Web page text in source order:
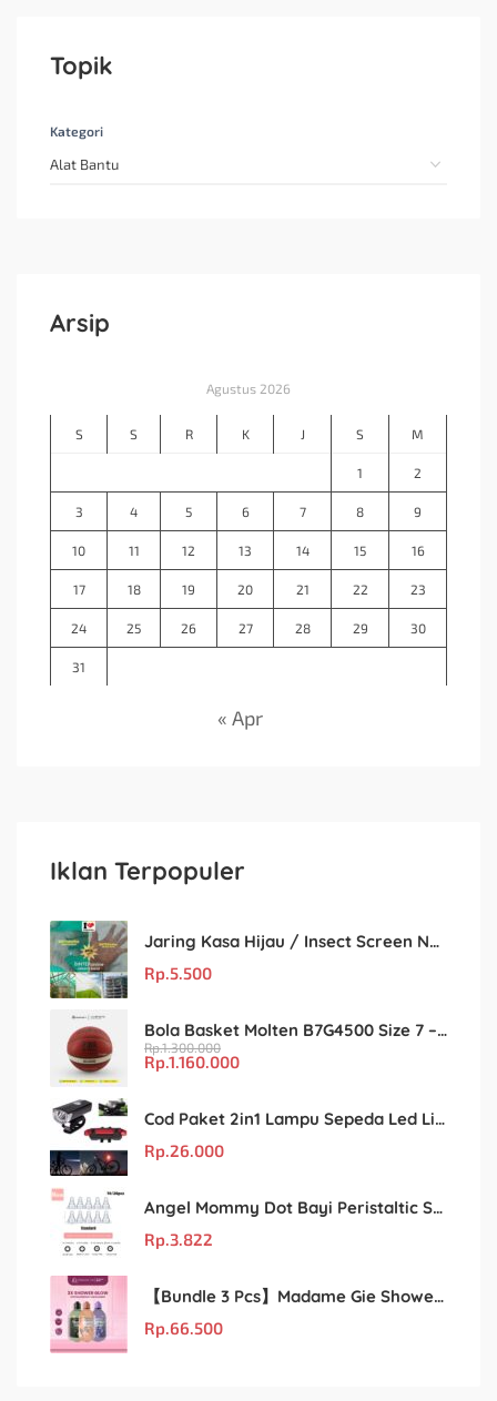
Topik
Kategori
Arsip
Agustus 2026
S S R K J S M
1 2
3 4 5 6 7 8 9
10 11 12 13 14 15 16
17 18 19 20 21 22 23
24 25 26 27 28 29 30
31
« Apr
Iklan Terpopuler
Jaring Kasa Hijau / Insect Screen Net – Kualitas Terjamin & Harga Eceran Terjangkau
Rp.5.500
Bola Basket Molten B7G4500 Size 7 – Resmi FIBA & IBL
Rp.1.300.000
Rp.1.160.000
Cod Paket 2in1 Lampu Sepeda Led Light Depan Dan Belakang Rechargeable
Rp.26.000
Angel Mommy Dot Bayi Peristaltic S/M/L/X-Cut / Puting Lebar Buram 10pcs
Rp.3.822
【Bundle 3 Pcs】Madame Gie Shower Glow – Solusi Perawatan Kulit dalam Satu Paket!
Rp.66.500